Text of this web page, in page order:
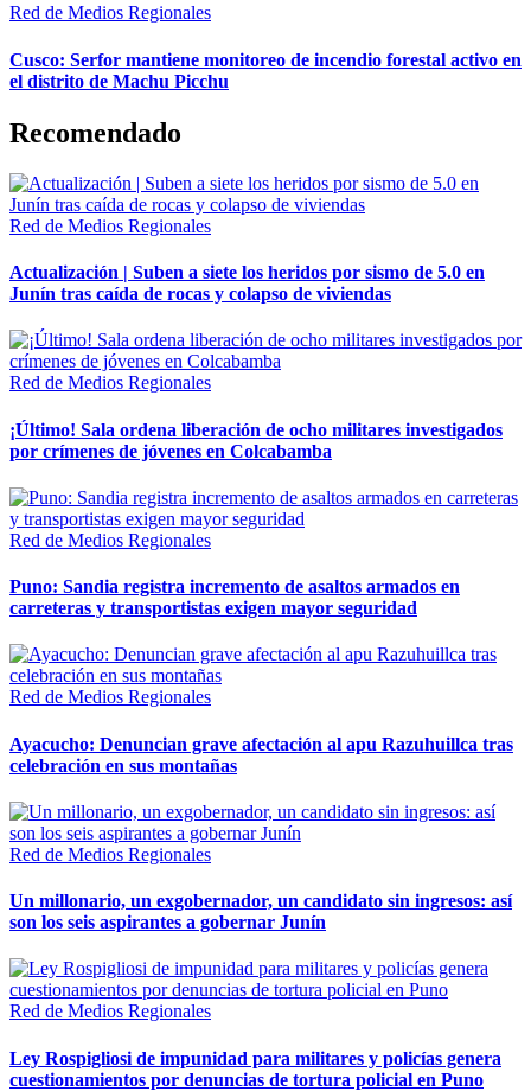
Red de Medios Regionales
Cusco: Serfor mantiene monitoreo de incendio forestal activo en
el distrito de Machu Picchu
Recomendado
Red de Medios Regionales
Actualización | Suben a siete los heridos por sismo de 5.0 en
Junín tras caída de rocas y colapso de viviendas
Red de Medios Regionales
¡Último! Sala ordena liberación de ocho militares investigados
por crímenes de jóvenes en Colcabamba
Red de Medios Regionales
Puno: Sandia registra incremento de asaltos armados en
carreteras y transportistas exigen mayor seguridad
Red de Medios Regionales
Ayacucho: Denuncian grave afectación al apu Razuhuillca tras
celebración en sus montañas
Red de Medios Regionales
Un millonario, un exgobernador, un candidato sin ingresos: así
son los seis aspirantes a gobernar Junín
Red de Medios Regionales
Ley Rospigliosi de impunidad para militares y policías genera
cuestionamientos por denuncias de tortura policial en Puno